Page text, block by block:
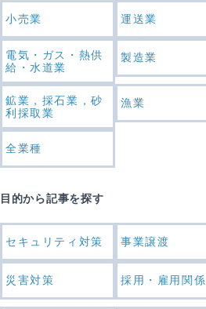
小売業 運送業
電気・ガス・熱供
給・水道業
製造業
鉱業，採石業，砂
利採取業
漁業
全業種
目的から記事を探す
セキュリティ対策 事業譲渡
災害対策 採用・雇用関係